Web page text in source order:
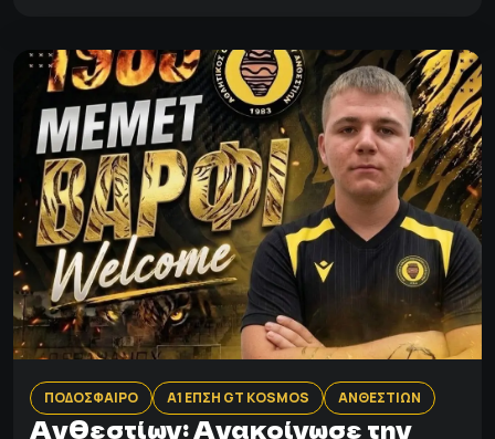
ΠΟΔΟΣΦΑΙΡΟ Α1 ΕΠΣΗ GT KOSMOS ΑΝΘΕΣΤΙΩΝ
Ανθεστίων: Aνακοίνωσε την